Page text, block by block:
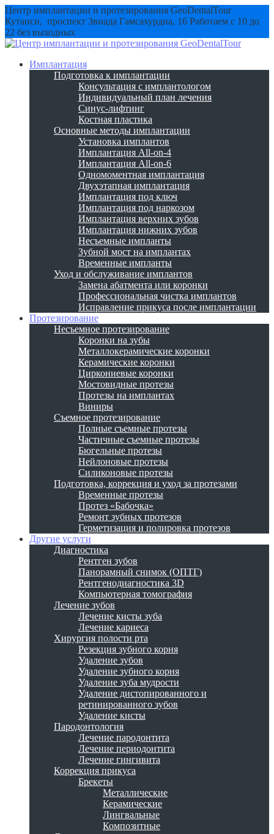
Центр имплантации и протезирования GeoDentalTour
Кутаиси, проспект Звиада Гамсахурдиа, 16 Работаем с 10 до
22 без выходных
Имплантация
Подготовка к имплантации
Консультация с имплантологом
Индивидуальный план лечения
Синус-лифтинг
Костная пластика
Основные методы имплантации
Установка имплантов
Имплантация All-on-4
Имплантация All-on-6
Одномоментная имплантация
Двухэтапная имплантация
Имплантация под ключ
Имплантация под наркозом
Имплантация верхних зубов
Имплантация нижних зубов
Несъемные импланты
Зубной мост на имплантах
Временные импланты
Уход и обслуживание имплантов
Замена абатмента или коронки
Профессиональная чистка имплантов
Исправление прикуса после имплантации
Протезирование
Несъемное протезирование
Коронки на зубы
Металлокерамические коронки
Керамические коронки
Циркониевые коронки
Мостовидные протезы
Протезы на имплантах
Виниры
Съемное протезирование
Полные съемные протезы
Частичные съемные протезы
Бюгельные протезы
Нейлоновые протезы
Силиконовые протезы
Подготовка, коррекция и уход за протезами
Временные протезы
Протез «Бабочка»
Ремонт зубных протезов
Герметизация и полировка протезов
Другие услуги
Диагностика
Рентген зубов
Панорамный снимок (ОПТГ)
Рентгенодиагностика 3D
Компьютерная томография
Лечение зубов
Лечение кисты зуба
Лечение кариеса
Хирургия полости рта
Резекция зубного корня
Удаление зубов
Удаление зубного корня
Удаление зуба мудрости
Удаление дистопированного и
ретинированного зубов
Удаление кисты
Пародонтология
Лечение пародонтита
Лечение периодонтита
Лечение гингивита
Коррекция прикуса
Брекеты
Металлические
Керамические
Лингвальные
Композитные